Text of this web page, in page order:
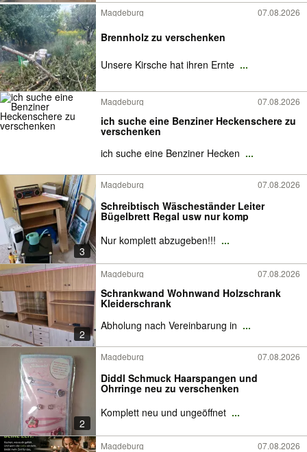
Magdeburg 07.08.2026
Brennholz zu verschenken
Unsere Kirsche hat ihren Ernte ...
Magdeburg 07.08.2026
ich suche eine Benziner Heckenschere zu
verschenken
ich suche eine Benziner Hecken ...
3
Magdeburg 07.08.2026
Schreibtisch Wäscheständer Leiter
Bügelbrett Regal usw nur komp
Nur komplett abzugeben!!! ...
2
Magdeburg 07.08.2026
Schrankwand Wohnwand Holzschrank
Kleiderschrank
Abholung nach Vereinbarung in ...
2
Magdeburg 07.08.2026
Diddl Schmuck Haarspangen und
Ohrringe neu zu verschenken
Komplett neu und ungeöffnet ...
Magdeburg 07.08.2026